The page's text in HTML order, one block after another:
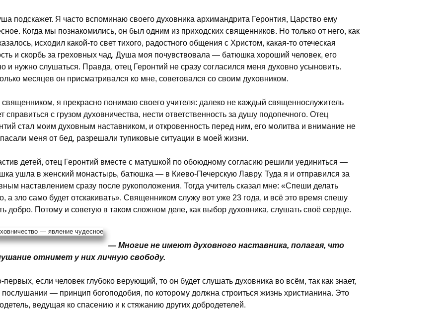
подскажет. Я часто вспоминаю своего духовника архимандрита Геронтия, Царство ему
Когда мы познакомились, он был одним из приходских священников. Но только от него, как
исходил какой-то свет тихого, радостного общения с Христом, какая-то отеческая
и скорбь за греховных чад. Душа моя почувствовала — батюшка хороший человек, его
и нужно слушаться. Правда, отец Геронтий не сразу согласился меня духовно усыновить.
месяцев он присматривался ко мне, советовался со своим духовником.
я прекрасно понимаю своего учителя: далеко не каждый священнослужитель
справиться с грузом духовничества, нести ответственность за душу подопечного. Отец
стал моим духовным наставником, и откровенность перед ним, его молитва и внимание не
меня от бед, разрешали тупиковые ситуации в моей жизни.
детей, отец Геронтий вместе с матушкой по обоюдному согласию решили уединиться —
ушла в женский монастырь, батюшка — в Киево-Печерскую Лавру. Туда я и отправился за
наставлением сразу после рукоположения. Тогда учитель сказал мне: «Спеши делать
а зло само будет отскакивать». Священником служу вот уже 23 года, и всё это время спешу
добро. Потому и советую в таком сложном деле, как выбор духовника, слушать своё сердце.
— Многие не имеют духовного наставника, полагая, что
отнимет у них личную свободу.
если человек глубоко верующий, то он будет слушать духовника во всём, так как знает,
послушании — принцип богоподобия, по которому должна строиться жизнь христианина. Это
ведущая ко спасению и к стяжанию других добродетелей.